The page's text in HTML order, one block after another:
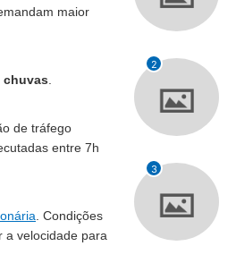
maior
chuvas
de tráfego
entre 7h
. Condições
a velocidade para
2
3